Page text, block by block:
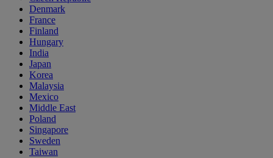
Denmark
France
Finland
Hungary
India
Japan
Korea
Malaysia
Mexico
Middle East
Poland
Singapore
Sweden
Taiwan